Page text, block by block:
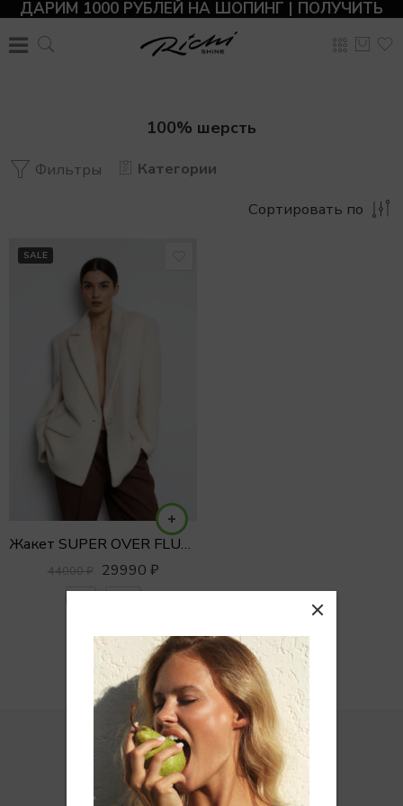
ДАРИМ 1000 РУБЛЕЙ НА ШОПИНГ | ПОЛУЧИТЬ
100% шерсть
Фильтры
Категории
Сортировать по
SALE
Жакет SUPER OVER FLUFFY с акцентным плечом
44000₽ 29990 ₽